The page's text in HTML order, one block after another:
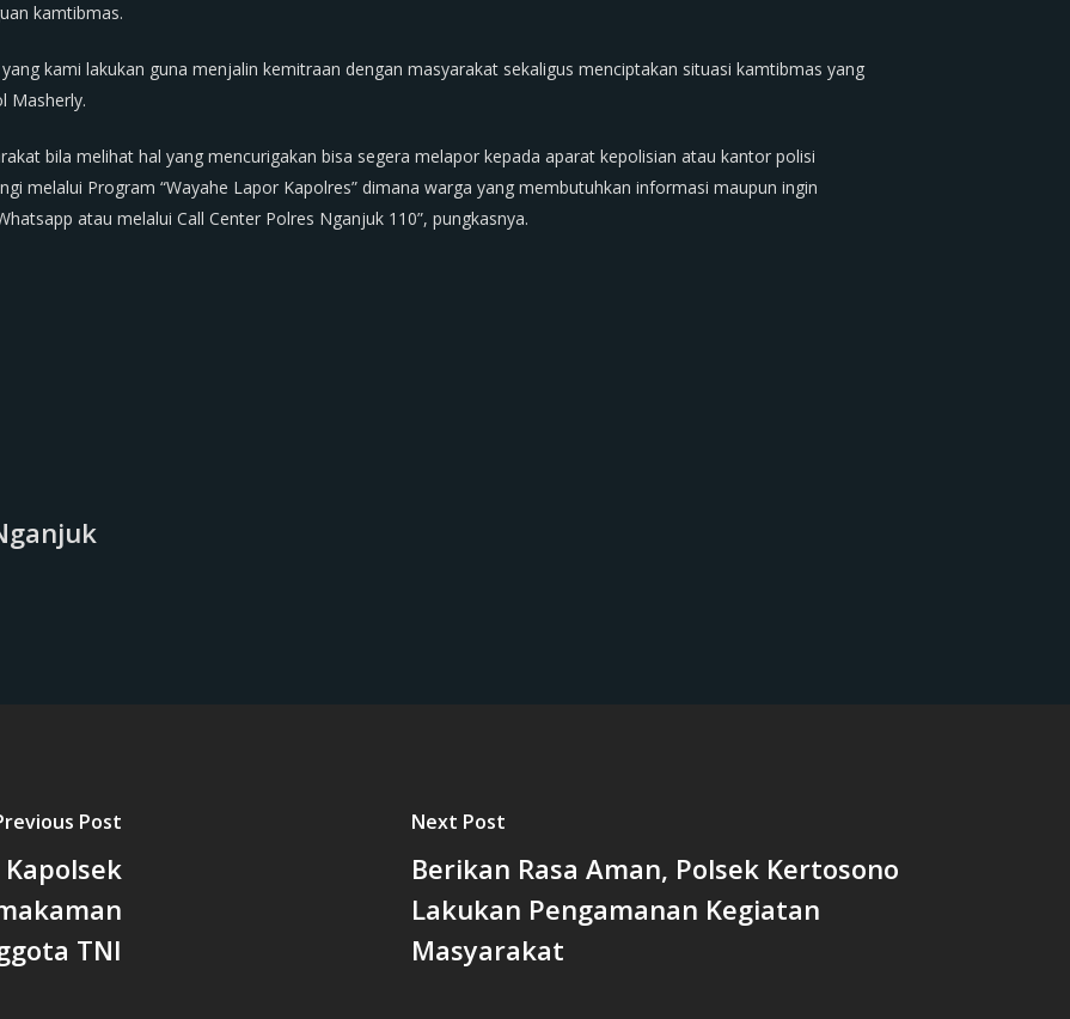
kamtibmas.
kami lakukan guna menjalin kemitraan dengan masyarakat sekaligus menciptakan situasi kamtibmas yang
Masherly.
bila melihat hal yang mencurigakan bisa segera melapor kepada aparat kepolisian atau kantor polisi
melalui Program “Wayahe Lapor Kapolres” dimana warga yang membutuhkan informasi maupun ingin
atau melalui Call Center Polres Nganjuk 110”, pungkasnya.
Post
TNI
Next Post
Berikan Rasa Aman, Polsek Kertosono
Lakukan Pengamanan Kegiatan
Masyarakat